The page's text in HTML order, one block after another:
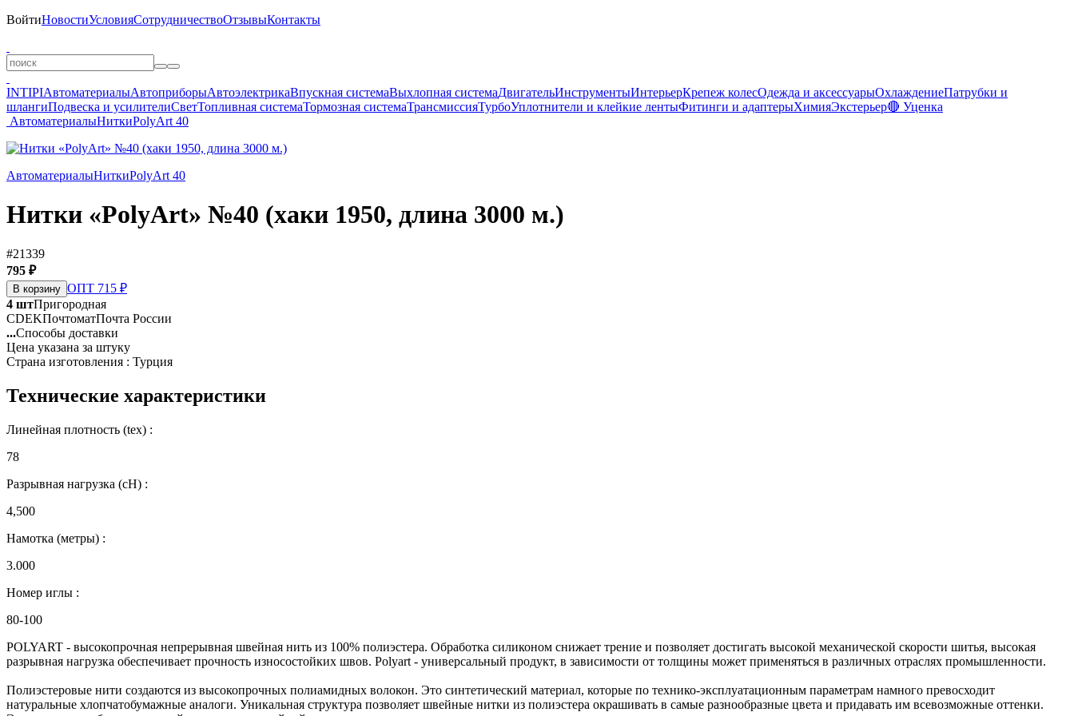
ВойтиНовостиУсловияСотрудничествоОтзывыКонтакты
INTIPIАвтоматериалыАвтоприборыАвтоэлектрикаВпускная системаВыхлопная системаДвигательИнструментыИнтерьерКрепеж колесОдежда и аксессуарыОхлаждениеПатрубки и
шлангиПодвеска и усилителиСветТопливная системаТормозная системаТрансмиссияТурбоУплотнители и клейкие лентыФитинги и адаптерыХимияЭкстерьер🔴 Уценка
АвтоматериалыНиткиPolyArt 40
АвтоматериалыНиткиPolyArt 40
Нитки «PolyArt» №40 (хаки 1950, длина 3000 м.)
#21339
795 ₽
В корзину ОПТ 715 ₽
4 штПригородная
CDEKПочтоматПочта России
...Способы доставки
Цена указана за штуку
Страна изготовления : Турция
Технические характеристики
Линейная плотность (tex) :
78
Разрывная нагрузка (сН) :
4,500
Намотка (метры) :
3.000
Номер иглы :
80-100
POLYART - высокопрочная непрерывная швейная нить из 100% полиэстера. Обработка силиконом снижает трение и позволяет достигать высокой механической скорости шитья, высокая
разрывная нагрузка обеспечивает прочность износостойких швов. Polyart - универсальный продукт, в зависимости от толщины может применяться в различных отраслях промышленности.
Полиэстеровые нити создаются из высокопрочных полиамидных волокон. Это синтетический материал, которые по технико-эксплуатационным параметрам намного превосходит
натуральные хлопчатобумажные аналоги. Уникальная структура позволяет швейные нитки из полиэстера окрашивать в самые разнообразные цвета и придавать им всевозможные оттенки.